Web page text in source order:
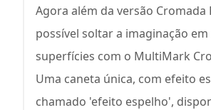
Agora além da versão Cromada
possível soltar a imaginação em
superfícies com o MultiMark
Uma caneta única, com efeito
chamado 'efeito espelho',